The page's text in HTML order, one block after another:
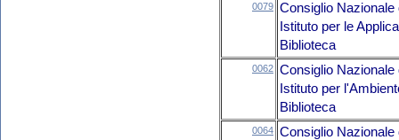
0079 Consiglio Nazionale
Istituto per le
Biblioteca
0062 Consiglio Nazionale
Istituto per
Biblioteca
0064 Consiglio Nazionale